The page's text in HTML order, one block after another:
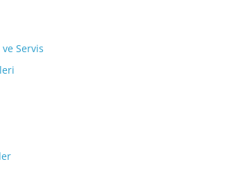
ve Servis